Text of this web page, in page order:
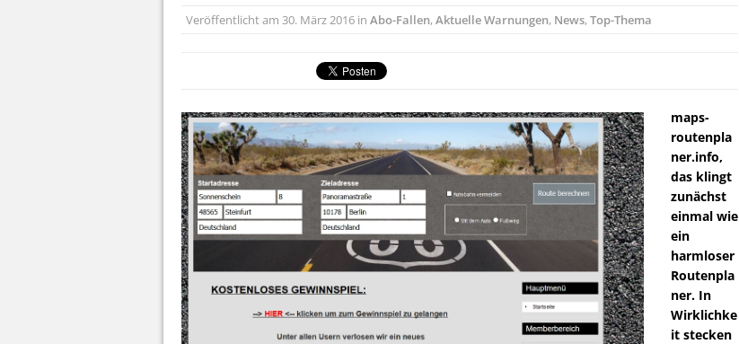
Veröffentlicht am 30. März 2016 in Abo-Fallen,Aktuelle Warnungen, News,Top-Thema
maps-
routenpla
ner.info,
das klingt
zunächst
einmal wie
ein
harmloser
Routenpla
ner. In
Wirklichke
it stecken